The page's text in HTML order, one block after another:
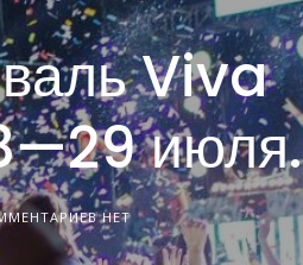
Viva
июля.
НЕТ